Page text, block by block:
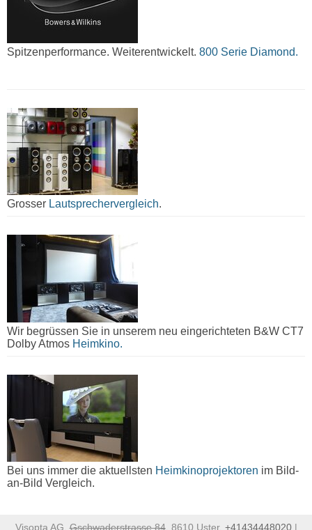
Spitzenperformance. Weiterentwickelt. 800 Serie Diamond.
Grosser Lautsprechervergleich.
Wir begrüssen Sie in unserem neu eingerichteten B&W CT7
Dolby Atmos Heimkino.
Bei uns immer die aktuellsten Heimkinoprojektoren im Bild-
an-Bild Vergleich.
Visopta AG,Gschwaderstrasse 84, 8610 Uster, +41434448020|